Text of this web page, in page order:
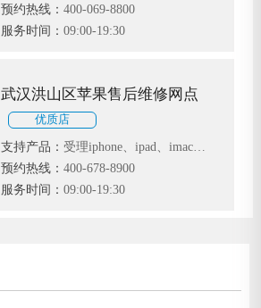
MacBook等苹果电子产品
预约热线： 400-069-8800
服务时间： 09:00-19:30
武汉洪山区苹果售后维修网点
优质店
支持产品： 受理iphone、ipad、imac、
MacBook等苹果电子产品
预约热线： 400-678-8900
服务时间： 09:00-19:30